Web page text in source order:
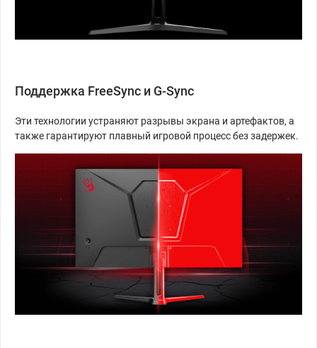
Поддержка FreeSync и G-Sync
Эти технологии устраняют разрывы экрана и артефактов, а
также гарантируют плавный игровой процесс без задержек.